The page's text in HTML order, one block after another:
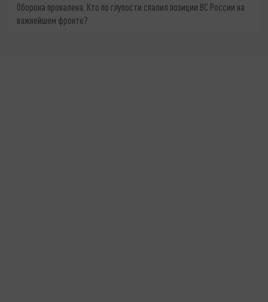
Оборона провалена. Кто по глупости спалил позиции ВС России на
важнейшем фронте?